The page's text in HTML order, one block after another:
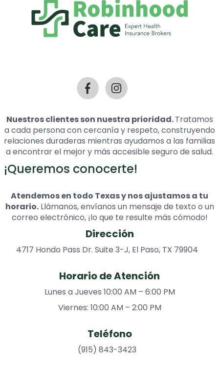
Nuestros clientes son nuestra prioridad.Tratamos
a cada persona con cercanía y respeto, construyendo
relaciones duraderas mientras ayudamos a las familias
a encontrar el mejor y más accesible seguro de salud.
¡Queremos conocerte!
Atendemos en todo Texas y nos ajustamos a tu
horario.Llámanos, envíanos un mensaje de texto o un
correo electrónico, ¡lo que te resulte más cómodo!
Dirección
4717 Hondo Pass Dr. Suite 3-J, El Paso, TX 79904
Horario de Atención
Lunes a Jueves 10:00 AM – 6:00 PM
Viernes: 10:00 AM – 2:00 PM
Teléfono
(915) 843-3423